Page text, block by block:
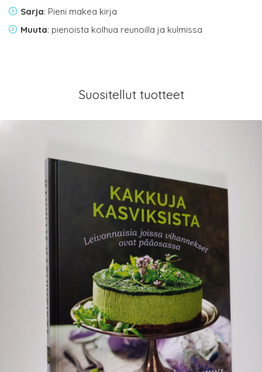
Sarja: Pieni makea kirja
Muuta: pienoista kolhua reunoilla ja kulmissa
Suositellut tuotteet